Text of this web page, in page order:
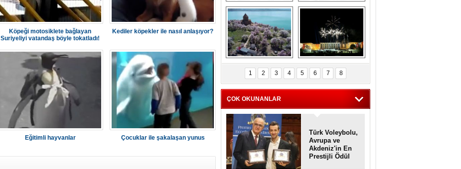
Köpeği motosiklete bağlayan
Suriyeliyi vatandaş böyle tokatladı!
Kediler köpekler ile nasıl anlaşıyor?
Eğitimli hayvanlar Çocuklar ile şakalaşan yunus
Askeri gemi
mezarlığındaki terk
edilmiş gemilerin
etkileyici
görüntüleri
Kapadokya'nın
ilkbaharda bir başka
güzel
Ziyaretçisiz kalan
Akdamar Adası
badem çiçekleri ile
görsel bir güzellik
Haftanın
fotoğrafları
1 2 3 4 5 6 7 8
ÇOK OKUNANLAR
Türk Voleybolu,
Avrupa ve
Akdeniz'in En
Prestijli Ödül